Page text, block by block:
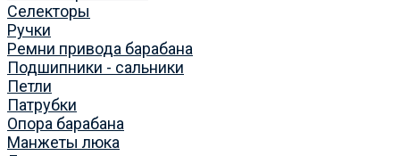
Селекторы
Ручки
Ремни привода барабана
Подшипники - сальники
Петли
Патрубки
Опора барабана
Манжеты люка